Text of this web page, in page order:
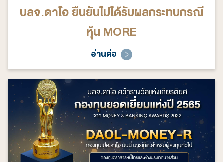
บลจ.ดาโอ ยืนยันไม่ได้รับผลกระทบกรณี
หุ้น MORE
อ่านต่อ